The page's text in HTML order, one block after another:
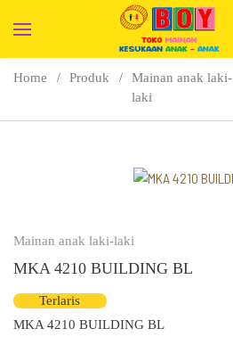
Home Produk
Mainan anak laki-
laki
Mainan anak laki-laki
MKA 4210 BUILDING BL
Terlaris
MKA 4210 BUILDING BL